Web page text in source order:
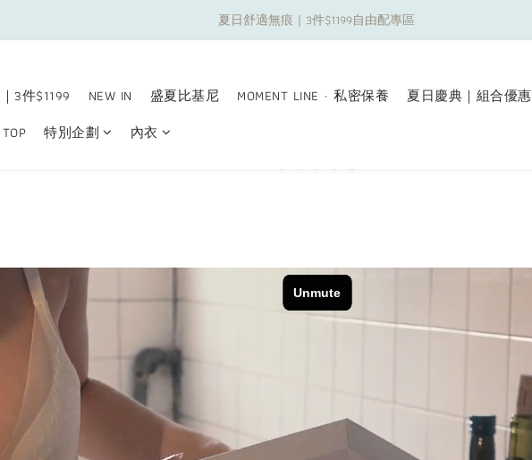
夏日舒適無痕｜3件$1199自由配專區
夏日舒適無痕｜3件$1199自由配專區
夏日舒適無痕｜3件$1199自由配專區
3件$1199 NEW IN 盛夏比基尼 MOMENT LINE · 私密保養 夏日慶典｜組合優惠
特別企劃 內衣